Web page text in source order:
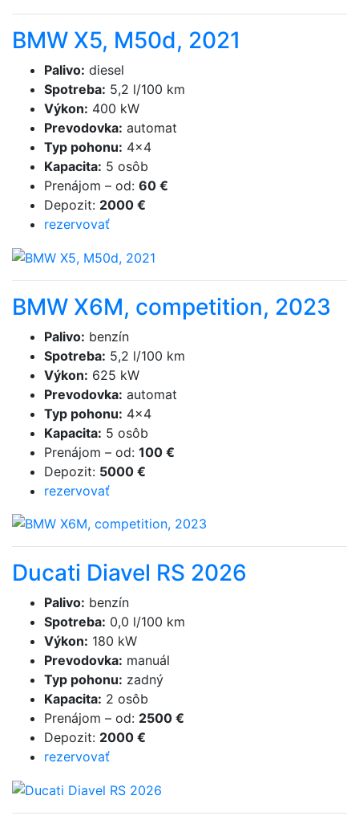
BMW X5, M50d, 2021
Palivo: diesel
Spotreba: 5,2 l/100 km
Výkon: 400 kW
Prevodovka: automat
Typ pohonu: 4×4
Kapacita: 5 osôb
Prenájom – od: 60 €
Depozit: 2000 €
rezervovať
BMW X6M, competition, 2023
Palivo: benzín
Spotreba: 5,2 l/100 km
Výkon: 625 kW
Prevodovka: automat
Typ pohonu: 4×4
Kapacita: 5 osôb
Prenájom – od: 100 €
Depozit: 5000 €
rezervovať
Ducati Diavel RS 2026
Palivo: benzín
Spotreba: 0,0 l/100 km
Výkon: 180 kW
Prevodovka: manuál
Typ pohonu: zadný
Kapacita: 2 osôb
Prenájom – od: 2500 €
Depozit: 2000 €
rezervovať